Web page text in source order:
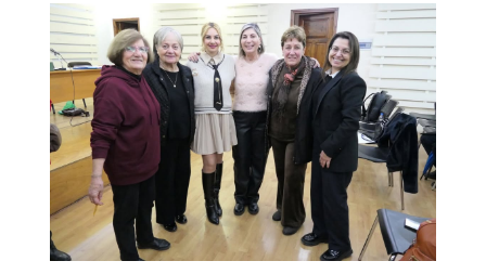
View
Larger
Image